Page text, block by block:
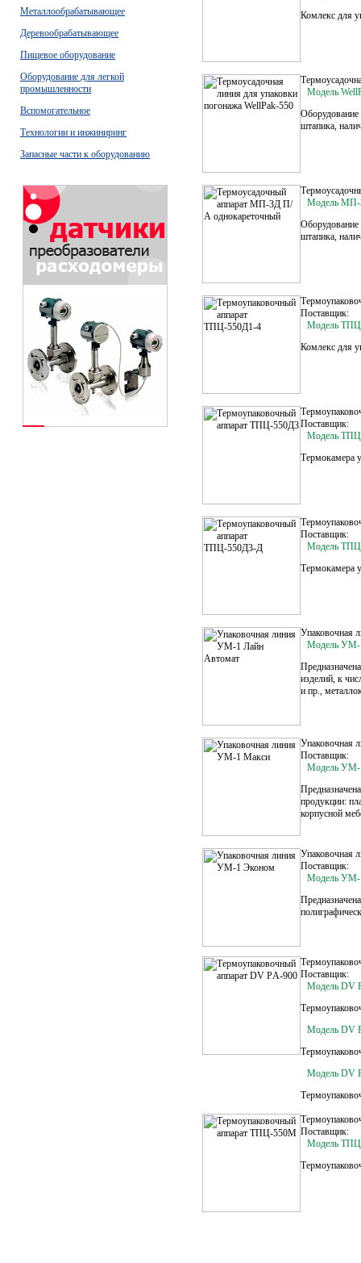
Металлообрабатывающее
Деревообрабатывающее
Пищевое оборудование
Оборудование для легкой
промышленности
Вспомогательное
Технологии и инжиниринг
Запасные части к оборудованию
Комлекс для
Модель
Оборудование
штапика,
Модель
Оборудование
штапика,
Поставщик:
Модель
Комлекс для
Поставщик:
Модель
Термокамера
Поставщик:
Модель
Термокамера
Упаковочная
Модель УМ-
изделий, к
и пр.,
Упаковочная
Поставщик:
Модель УМ-
продукции:
корпусной
Упаковочная
Поставщик:
Модель УМ-
Поставщик:
Модель DV
Модель DV
Модель DV
Поставщик:
Модель